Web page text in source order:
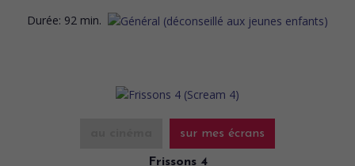
Durée: 92 min.
sur mes écrans
Frissons 4